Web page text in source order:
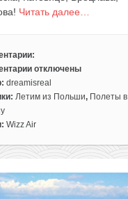
Читать далее…
отключены
dreamisreal
Летим из Польши, Полеты в
Wizz Air